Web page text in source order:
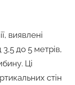
виявлені
до 5 метрів,
Ці
стін